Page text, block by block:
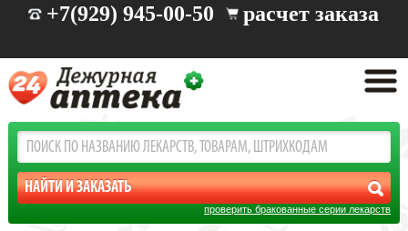
+7(929) 945-00-50 расчет заказа
проверить бракованные серии лекарств